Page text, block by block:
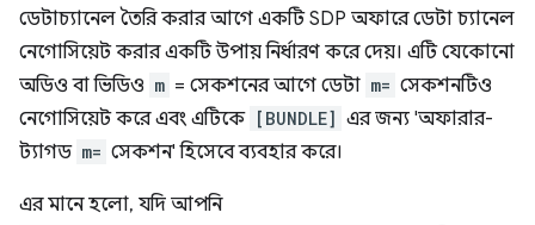
ডেটাচ্যানেল তৈরি করার আগে একটি SDP অফারে ডেটা চ্যানেল
নেগোসিয়েট করার একটি উপায় নির্ধারণ করে দেয়। এটি যেকোনো
অডিও বা ভিডিও m = সেকশনের আগে ডেটা m= সেকশনটিও
নেগোসিয়েট করে এবং এটিকে [BUNDLE] এর জন্য 'অফারার-
ট্যাগড m= সেকশন' হিসেবে ব্যবহার করে।
এর মানে হলো, যদি আপনি